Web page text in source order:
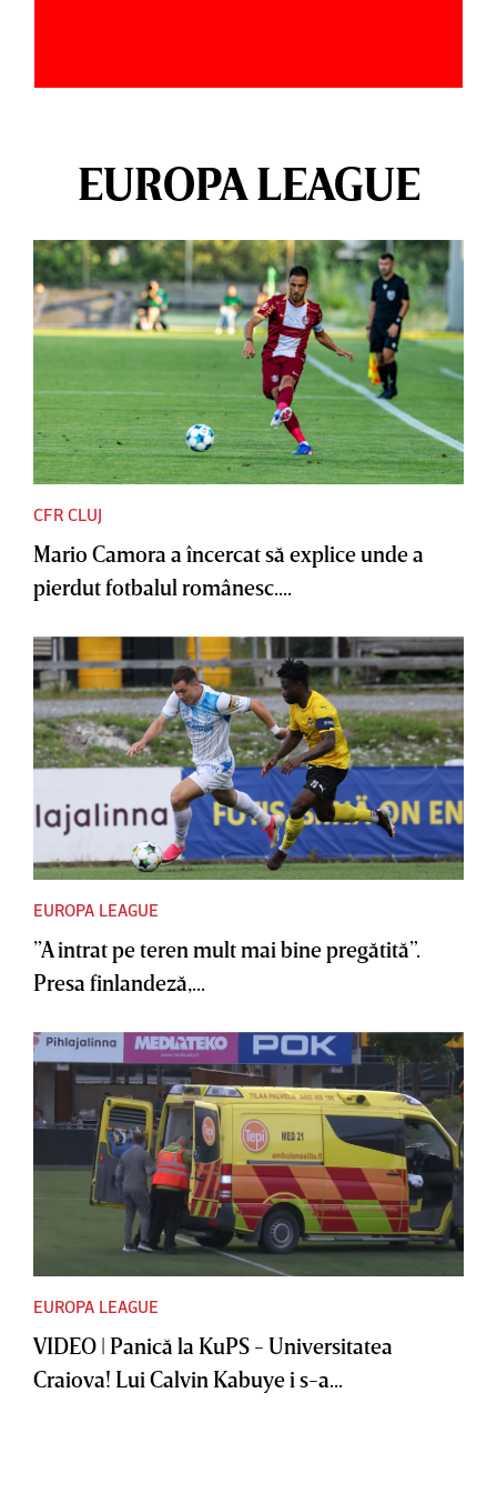
EUROPA LEAGUE
CFR CLUJ
Mario Camora a încercat să explice unde a
pierdut fotbalul românesc....
EUROPA LEAGUE
”A intrat pe teren mult mai bine pregătită”.
Presa finlandeză,...
EUROPA LEAGUE
VIDEO | Panică la KuPS - Universitatea
Craiova! Lui Calvin Kabuye i s-a...